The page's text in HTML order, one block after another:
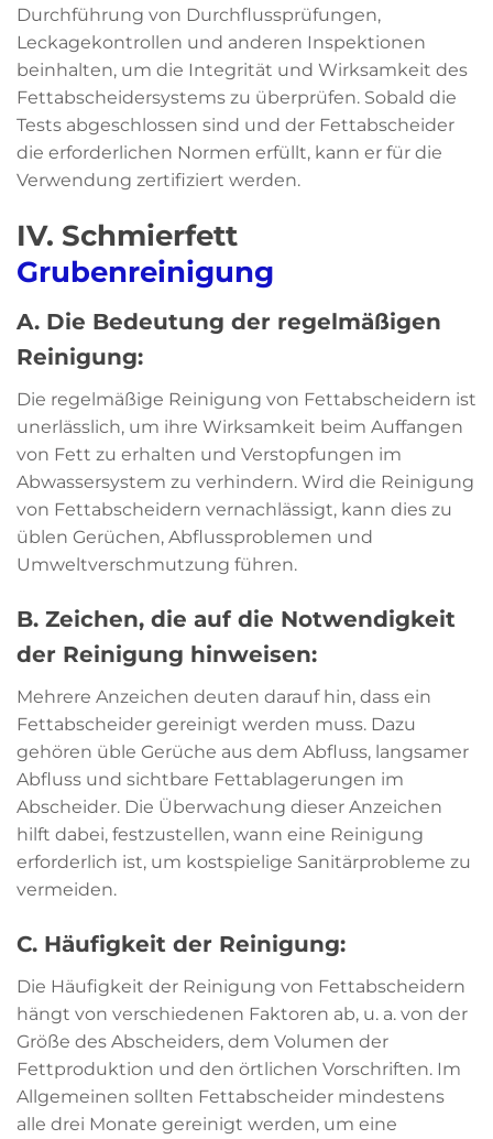
Durchführung von Durchflussprüfungen,
Leckagekontrollen und anderen Inspektionen
beinhalten, um die Integrität und Wirksamkeit des
Fettabscheidersystems zu überprüfen. Sobald die
Tests abgeschlossen sind und der Fettabscheider
die erforderlichen Normen erfüllt, kann er für die
Verwendung zertifiziert werden.
IV. Schmierfett
Grubenreinigung
A. Die Bedeutung der regelmäßigen
Reinigung:
Die regelmäßige Reinigung von Fettabscheidern ist
unerlässlich, um ihre Wirksamkeit beim Auffangen
von Fett zu erhalten und Verstopfungen im
Abwassersystem zu verhindern. Wird die Reinigung
von Fettabscheidern vernachlässigt, kann dies zu
üblen Gerüchen, Abflussproblemen und
Umweltverschmutzung führen.
B. Zeichen, die auf die Notwendigkeit
der Reinigung hinweisen:
Mehrere Anzeichen deuten darauf hin, dass ein
Fettabscheider gereinigt werden muss. Dazu
gehören üble Gerüche aus dem Abfluss, langsamer
Abfluss und sichtbare Fettablagerungen im
Abscheider. Die Überwachung dieser Anzeichen
hilft dabei, festzustellen, wann eine Reinigung
erforderlich ist, um kostspielige Sanitärprobleme zu
vermeiden.
C. Häufigkeit der Reinigung:
Die Häufigkeit der Reinigung von Fettabscheidern
hängt von verschiedenen Faktoren ab, u. a. von der
Größe des Abscheiders, dem Volumen der
Fettproduktion und den örtlichen Vorschriften. Im
Allgemeinen sollten Fettabscheider mindestens
alle drei Monate gereinigt werden, um eine